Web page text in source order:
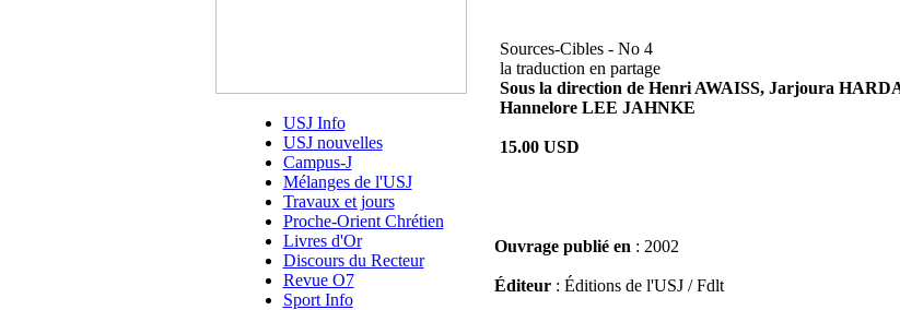
USJ Info
USJ nouvelles
Campus-J
Mélanges de l'USJ
Travaux et jours
Proche-Orient Chrétien
Livres d'Or
Discours du Recteur
Revue O7
Sport Info
Sources-Cibles - No 4
la traduction en partage
Sous la direction de Henri AWAISS, Jarjoura
Hannelore LEE JAHNKE
15.00 USD
Ouvrage publié en : 2002
Éditeur : Éditions de l'USJ / Fdlt